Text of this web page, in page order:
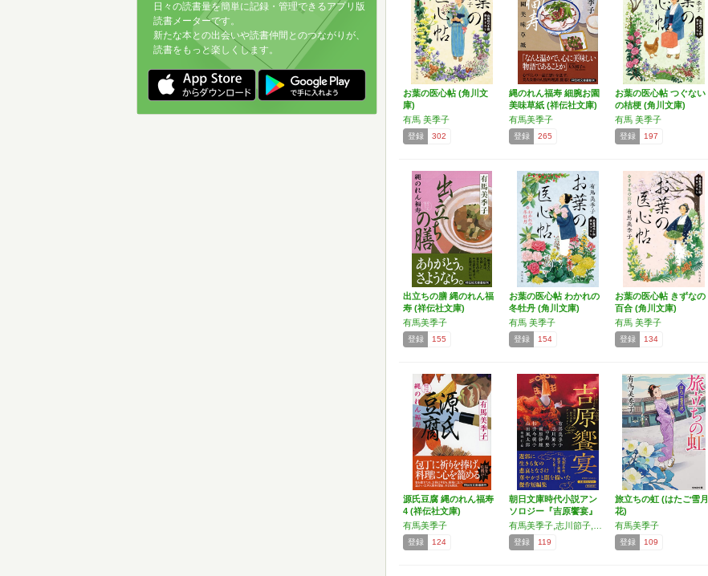
お葉の医心帖 (角川文
庫)
有馬 美季子
登録 302
縄のれん福寿 細腕お園
美味草紙 (祥伝社文庫)
有馬美季子
登録 265
お葉の医心帖 つぐない
の桔梗 (角川文庫)
有馬 美季子
登録 197
出立ちの膳 縄のれん福
寿 (祥伝社文庫)
有馬美季子
登録 155
お葉の医心帖 わかれの
冬牡丹 (角川文庫)
有馬 美季子
登録 154
お葉の医心帖 きずなの
百合 (角川文庫)
有馬 美季子
登録 134
源氏豆腐 縄のれん福寿
4 (祥伝社文庫)
有馬美季子
登録 124
朝日文庫時代小説アン
ソロジー『吉原饗宴』
登録 119
旅立ちの虹 (はたご雪月
花)
有馬美季子
登録 109
日々の読書量を簡単に記録・管理できるアプリ版
読書メーターです。
新たな本との出会いや読書仲間とのつながりが、
読書をもっと楽しくします。